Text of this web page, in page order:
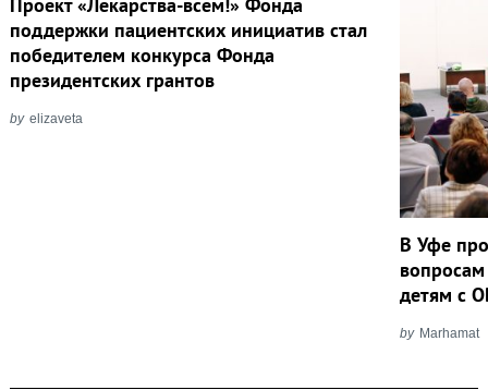
поддержки пациентских инициатив стал
победителем конкурса Фонда
президентских грантов
by elizaveta
В Уфе
детям с
by Marhamat